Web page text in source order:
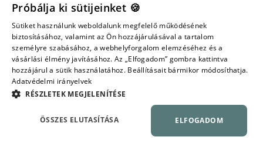
Fiókom
Információ
Minden jog fenntartva ©
Próbálja ki sütijeinket 🍪
Sütiket használunk weboldalunk megfelelő működésének
biztosításához, valamint az Ön hozzájárulásával a tartalom
személyre szabásához, a webhelyforgalom elemzéséhez és a
vásárlási élmény javításához. Az „Elfogadom” gombra kattintva
hozzájárul a sütik használatához. Beállításait bármikor módosíthatja.
Adatvédelmi irányelvek
RÉSZLETEK MEGJELENÍTÉSE
ELFOGADOM
ÖSSZES ELUTASÍTÁSA